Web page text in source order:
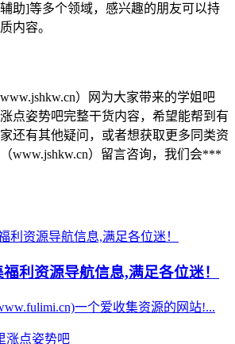
助]等多个领域，感兴趣的朋友可以持
内容。
）网为大家带来的学姐吧
点姿势吧完整干货内容，希望能帮到有
还有其他疑问，或者想获取更多同类资
www.jshkw.cn）留言咨询，我们会***
利资源导航信息,满足各位迷！
一个爱收集资源的网站!...